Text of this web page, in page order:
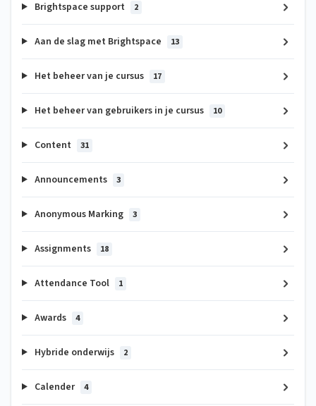
Brightspace support 2
Aan de slag met Brightspace 13
Het beheer van je cursus 17
Het beheer van gebruikers in je cursus 10
Content 31
Announcements 3
Anonymous Marking 3
Assignments 18
Attendance Tool 1
Awards 4
Hybride onderwijs 2
Calender 4